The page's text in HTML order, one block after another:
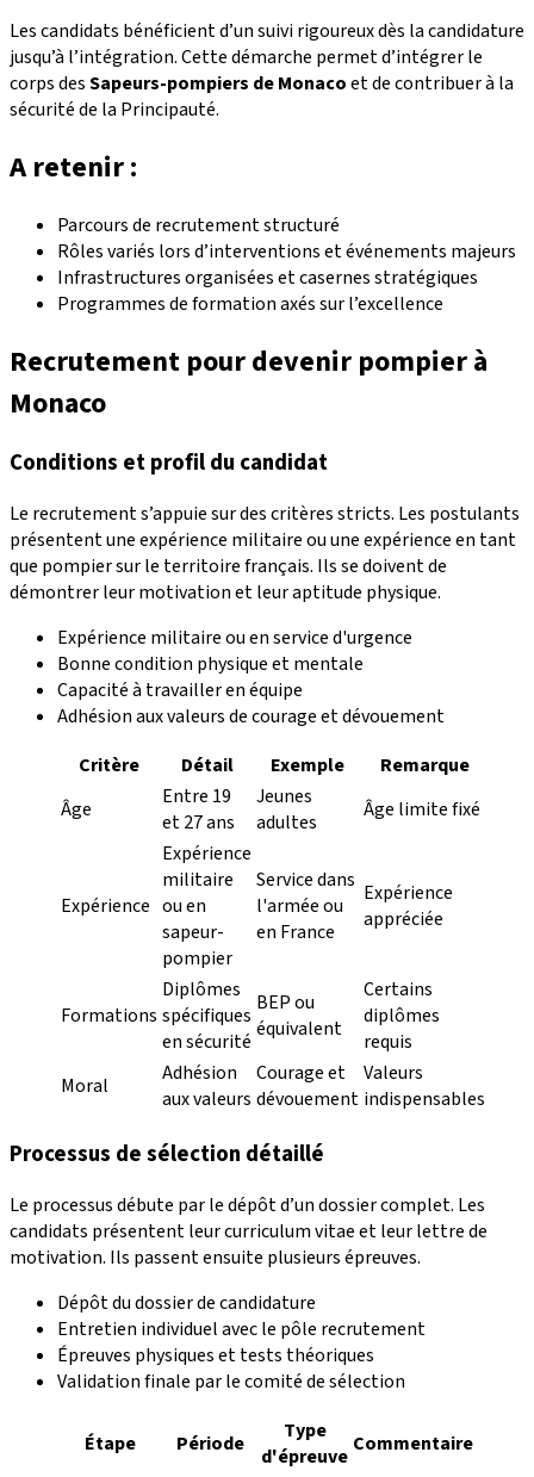
Les candidats bénéficient d’un suivi rigoureux dès la candidature
jusqu’à l’intégration. Cette démarche permet d’intégrer le
corps desSapeurs-pompiers de Monacoet de contribuer à la
sécurité de la Principauté.
A retenir :
Parcours de recrutement structuré
Rôles variés lors d’interventions et événements majeurs
Infrastructures organisées et casernes stratégiques
Programmes de formation axés sur l’excellence
Recrutement pour devenir pompier à
Monaco
Conditions et profil du candidat
Le recrutement s’appuie sur des critères stricts. Les postulants
présentent une expérience militaire ou une expérience en tant
que pompier sur le territoire français. Ils se doivent de
démontrer leur motivation et leur aptitude physique.
Expérience militaire ou en service d'urgence
Bonne condition physique et mentale
Capacité à travailler en équipe
Adhésion aux valeurs de courage et dévouement
Critère
Détail Exemple
Remarque
Âge
Entre 19
et 27 ans
Jeunes
adultes
Âge limite fixé
Expérience
Expérience
militaire
ou en
sapeur-
pompier
Service dans
l'armée ou
en France
Expérience
appréciée
Formations
Diplômes
spécifiques
en sécurité
BEP ou
équivalent
Certains
diplômes
requis
Moral
Adhésion
aux valeurs
Courage et
dévouement
Valeurs
indispensables
Processus de sélection détaillé
Le processus débute par le dépôt d’un dossier complet. Les
candidats présentent leur curriculum vitae et leur lettre de
motivation. Ils passent ensuite plusieurs épreuves.
Dépôt du dossier de candidature
Entretien individuel avec le pôle recrutement
Épreuves physiques et tests théoriques
Validation finale par le comité de sélection
Étape Période
Type
d'épreuve Commentaire